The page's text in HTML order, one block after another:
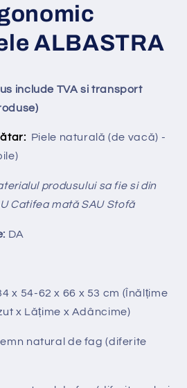
ALBASTRA
include TVA si transport
Piele naturală (de vacă) -
produsului sa fie si din
Catifea mată SAU Stofă
DA
x 54-62 x 66 x 53 cm (Înălțime
x Lățime x Adâncime)
natural de fag (diferite